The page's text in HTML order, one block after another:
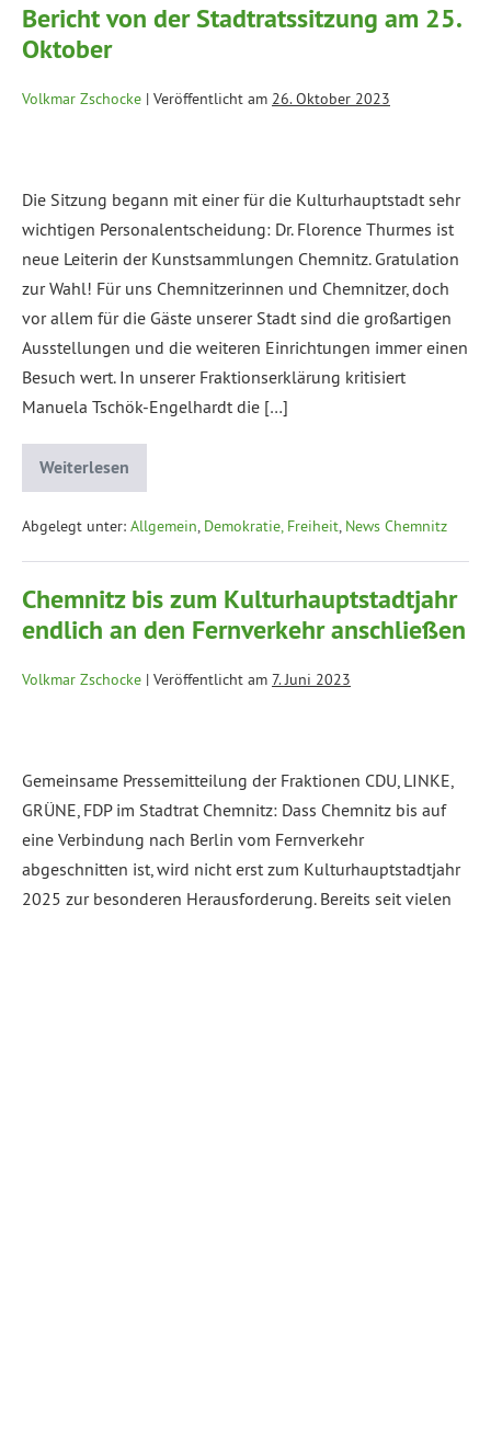
Bericht von der Stadtratssitzung am 25.
Oktober
Volkmar Zschocke | Veröffentlicht am 26. Oktober 2023
Die Sitzung begann mit einer für die Kulturhauptstadt sehr
wichtigen Personalentscheidung: Dr. Florence Thurmes ist
neue Leiterin der Kunstsammlungen Chemnitz. Gratulation
zur Wahl! Für uns Chemnitzerinnen und Chemnitzer, doch
vor allem für die Gäste unserer Stadt sind die großartigen
Ausstellungen und die weiteren Einrichtungen immer einen
Besuch wert. In unserer Fraktionserklärung kritisiert
Manuela Tschök-Engelhardt die […]
Weiterlesen
Abgelegt unter: Allgemein, Demokratie, Freiheit, News Chemnitz
Chemnitz bis zum Kulturhauptstadtjahr
endlich an den Fernverkehr anschließen
Volkmar Zschocke | Veröffentlicht am 7. Juni 2023
Gemeinsame Pressemitteilung der Fraktionen CDU, LINKE,
GRÜNE, FDP im Stadtrat Chemnitz: Dass Chemnitz bis auf
eine Verbindung nach Berlin vom Fernverkehr
abgeschnitten ist, wird nicht erst zum Kulturhauptstadtjahr
2025 zur besonderen Herausforderung. Bereits seit vielen